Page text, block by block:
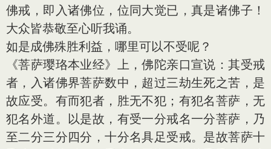
佛戒，即入诸佛位，位同大觉已，真是诸佛子！
大众皆恭敬至心听我诵。
如是成佛殊胜利益，哪里可以不受呢？
《菩萨璎珞本业经》上，佛陀亲口宣说：其受戒
者，入诸佛界菩萨数中，超过三劫生死之苦，是
故应受。有而犯者，胜无不犯；有犯名菩萨，无
犯名外道。以是故，有受一分戒名一分菩萨，乃
至二分三分四分，十分名具足受戒。是故菩萨十